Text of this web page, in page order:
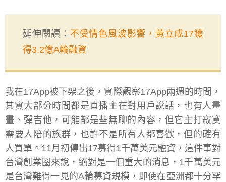
延伸閱讀： 不受情色風波影響，黃立成17獲
得3.2億A輪融資
我在17App被下架之後，實際觀察17App兩週的時間，
其實大部分時間都是直播主在對用戶說話，也有人畫
畫、彈吉他，可能都是些無聊的內容，但它主打寂寞
需要人陪的族群，也許不是所有人都喜歡，但的確有
人買單。11月初傳出17募得1千萬美元融資，這件事對
台灣創業圈來說，絕對是一個重大的消息，1千萬美元
是台灣難得一見的A輪募資規模，即使在亞洲都十分罕